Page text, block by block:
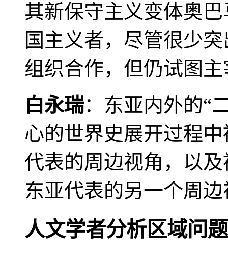
其新保守主义变体奥
国主义者，尽管很少
组织合作，但仍试图
白永瑞：东亚内外的“
心的世界史展开过程
代表的周边视角，以
东亚代表的另一个周
人文学者分析区域问题